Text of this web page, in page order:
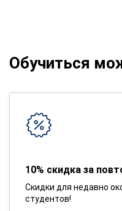
Обучиться
10% скидка за
Скидки для недавно
студентов!